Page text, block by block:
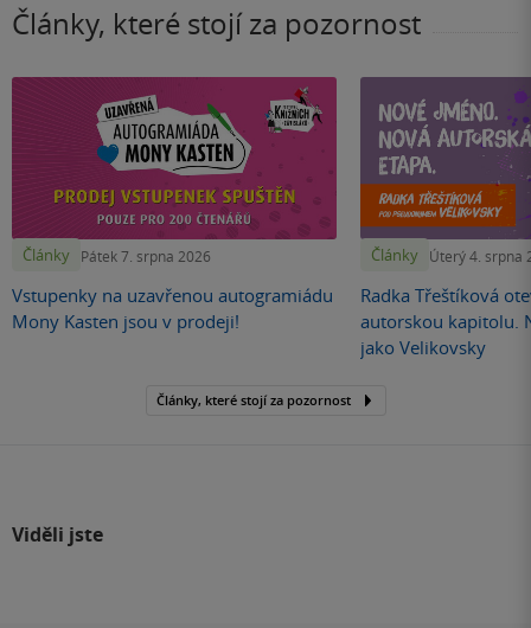
Články, které stojí za pozornost
Články Pátek 7. srpna 2026
Vstupenky na uzavřenou autogramiádu
Mony Kasten jsou v prodeji!
Články Úterý 4. srpna
Radka Třeštíková
autorskou kapitolu.
jako Velikovsky
Články, které stojí za pozornost
Viděli jste